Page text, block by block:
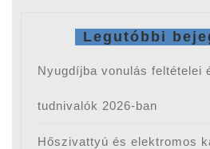
Legutóbbi
Nyugdíjba vonulás feltételei
tudnivalók 2026-ban
Hőszivattyú és elektromos